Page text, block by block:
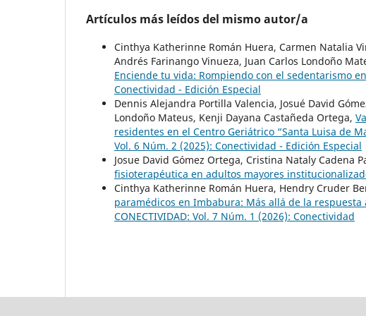
Artículos más leídos del mismo autor/a
Cinthya Katherinne Román Huera, Carmen Natalia
Andrés Farinango Vinueza, Juan Carlos Londoño
Enciende tu vida: Rompiendo con el sedentarismo
Conectividad - Edición Especial
Dennis Alejandra Portilla Valencia, Josué David
Londoño Mateus, Kenji Dayana Castañeda Ortega,
residentes en el Centro Geriátrico “Santa Luisa de
Vol. 6 Núm. 2 (2025): Conectividad - Edición Especial
Josue David Gómez Ortega, Cristina Nataly Cadena
fisioterapéutica en adultos mayores
Cinthya Katherinne Román Huera, Hendry Cruder
paramédicos en Imbabura: Más allá de la
CONECTIVIDAD: Vol. 7 Núm. 1 (2026): Conectividad